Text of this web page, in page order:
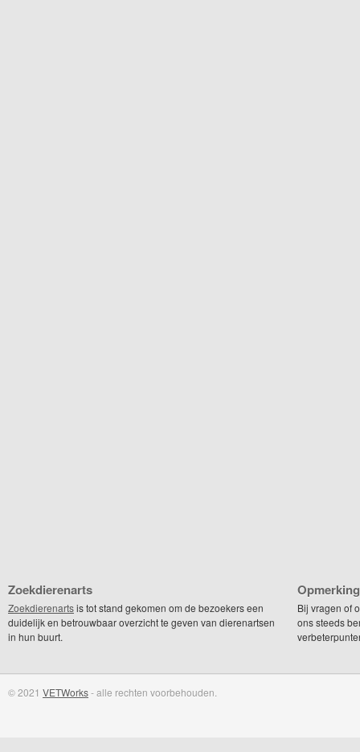
Zoekdierenarts
Zoekdierenartsis tot stand gekomen om de bezoekers een
duidelijk en betrouwbaar overzicht te geven van dierenartsen
in hun buurt.
Bij vragen of
ons steeds
© 2021 VETWorks- alle rechten voorbehouden.